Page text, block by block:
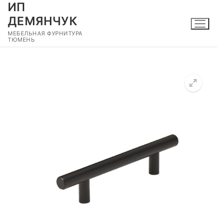
Перейти
содержимому
ИП
ДЕМЯНЧУК
МЕБЕЛЬНАЯ ФУРНИТУРА
ТЮМЕНЬ